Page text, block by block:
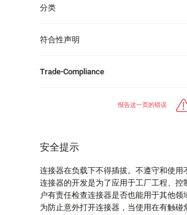
分类
符合性声明
Trade-Compliance
报告这一页的错误
安全提示
连接器在负载下不得插拔。不遵守和使用
连接器的开发是为了应用于工厂工程、控
户有责任检查连接器是否也能用于其他领
为防止意外打开连接器，当使用在有触碰